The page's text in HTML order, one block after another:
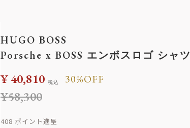
HUGO BOSS
Porsche x BOSS エンボスロゴ シャツ
¥58,300
30%OFF
¥40,810 税込
408